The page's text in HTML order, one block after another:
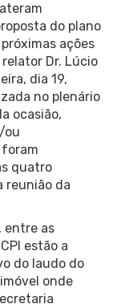
do plano
ações
Dr. Lúcio
dia 19,
no plenário
ocasião,
ou
foram
quatro
reunião da
entre as
estão a
do laudo do
onde